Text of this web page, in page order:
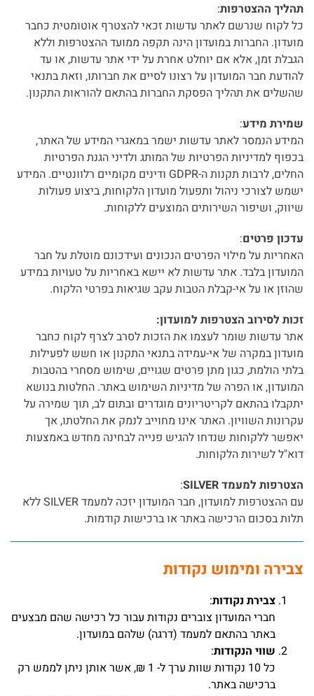
תהליך ההצטרפות:
כל לקוח שנרשם לאתר עדשות זכאי להצטרף אוטומטית כחבר
מועדון. החברות במועדון הינה תקפה ממועד ההצטרפות וללא
הגבלת זמן, אלא אם יוחלט אחרת על ידי אתר עדשות, או עד
להודעת חבר המועדון על רצונו לסיים את חברותו, וזאת בתנאי
שהשלים את תהליך הפסקת החברות בהתאם להוראות התקנון.
שמירת מידע:
המידע הנמסר לאתר עדשות ישמר במאגרי המידע של האתר,
בכפוף למדיניות הפרטיות של המותג ולדיני הגנת הפרטיות
החלים, לרבות תקנות ה-GDPR ודינים מקומיים רלוונטיים. המידע
ישמש לצורכי ניהול ותפעול מועדון הלקוחות, ביצוע פעולות
שיווק, ושיפור השירותים המוצעים ללקוחות.
עדכון פרטים:
האחריות על מילוי הפרטים הנכונים ועידכונם מוטלת על חבר
המועדון בלבד. אתר עדשות לא יישא באחריות על טעויות במידע
שהוזן או על אי-קבלת הטבות עקב שגיאות בפרטי הלקוח.
זכות לסירוב הצטרפות למועדון:
אתר עדשות שומר לעצמו את הזכות לסרב לצרף לקוח כחבר
מועדון במקרה של אי-עמידה בתנאי התקנון או חשש לפעילות
בלתי הולמת, כגון מתן פרטים שגויים, שימוש מסחרי בהטבות
המועדון, או הפרה של מדיניות השימוש באתר. החלטות בנושא
יתקבלו בהתאם לקריטריונים מוגדרים ובתום לב, תוך שמירה על
עקרונות השוויון. האתר אינו מחוייב לנמק את החלטתו, אך
יאפשר ללקוחות שנדחו להגיש פנייה לבחינה מחדש באמצעות
דוא"ל לשירות הלקוחות.
הצטרפות למעמד SILVER
:
עם ההצטרפות למועדון, חבר המועדון יזכה למעמד SILVER ללא
תלות בסכום הרכישה באתר או ברכישות קודמות.
צבירה ומימוש נקודות
צבירת נקודות:
חברי המועדון צוברים נקודות עבור כל רכישה שהם מבצעים
באתר בהתאם למעמד (דרגה) שלהם במועדון.
שווי הנקודות:
כל 10 נקודות שוות ערך ל- 1 ₪, אשר אותן ניתן לממש רק
ברכישה באתר.